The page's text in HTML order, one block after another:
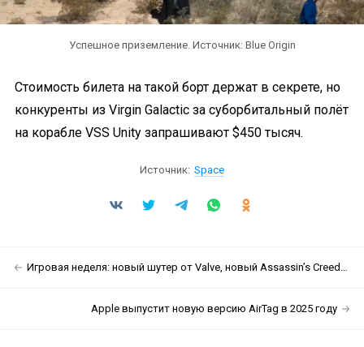
Успешное приземление. Источник: Blue Origin
Стоимость билета на такой борт держат в секрете, но
конкуренты из Virgin Galactic за суборбитальный полёт
на корабле VSS Unity запрашивают $450 тысяч.
Источник: Space
Игровая неделя: новый шутер от Valve, новый Assassin’s Creed в Японии и возможный анонс новой Mafia или Bioshock
Apple выпустит новую версию AirTag в 2025 году